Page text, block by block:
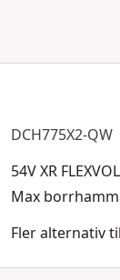
DCH775X2-QW
54V XR
Max
Fler alternativ